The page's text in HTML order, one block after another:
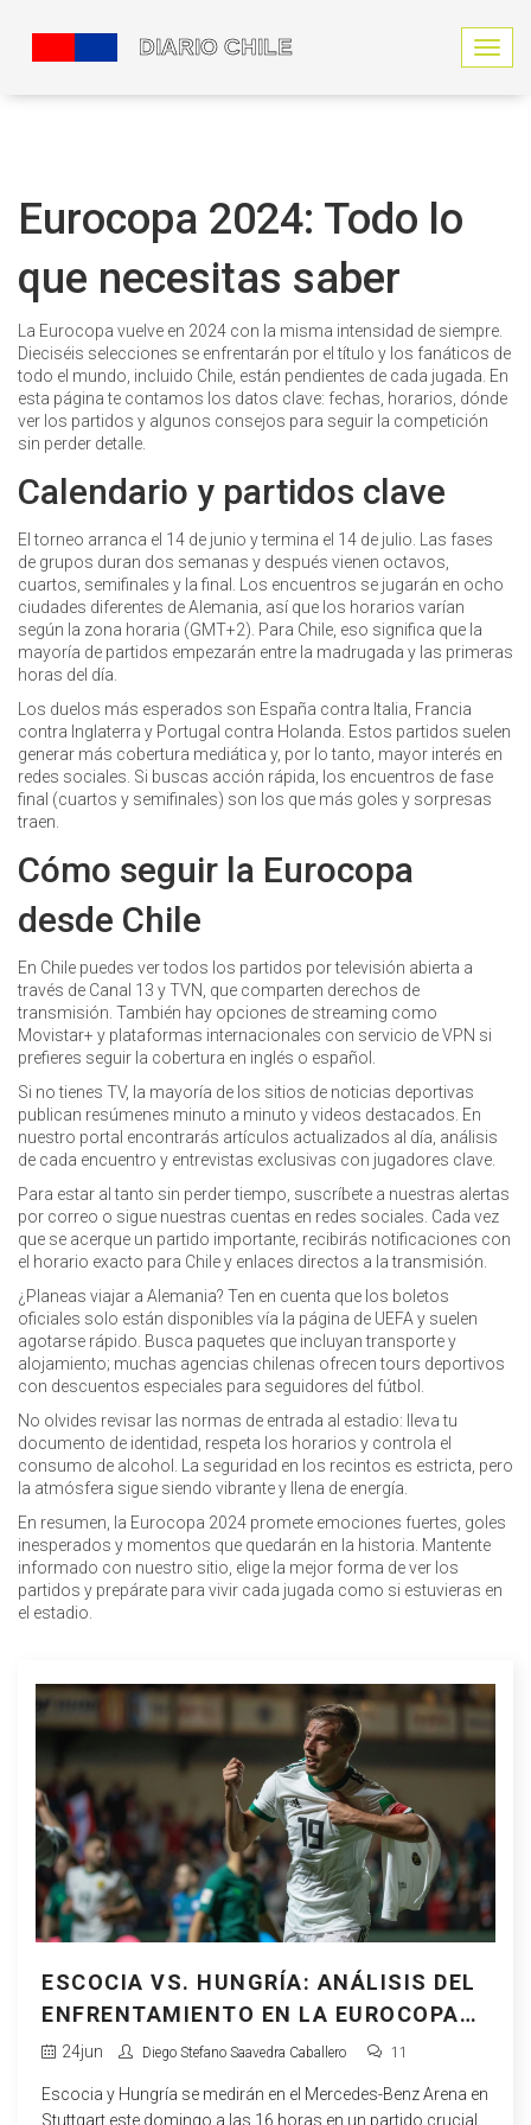
N
a
p
a
a
n
Eurocopa 2024: Todo lo
que necesitas saber
La Eurocopa vuelve en 2024 con la misma intensidad de siempre.
Dieciséis selecciones se enfrentarán por el título y los fanáticos de
todo el mundo, incluido Chile, están pendientes de cada jugada. En
esta página te contamos los datos clave: fechas, horarios, dónde
ver los partidos y algunos consejos para seguir la competición
sin perder detalle.
Calendario y partidos clave
El torneo arranca el 14 de junio y termina el 14 de julio. Las fases
de grupos duran dos semanas y después vienen octavos,
cuartos, semifinales y la final. Los encuentros se jugarán en ocho
ciudades diferentes de Alemania, así que los horarios varían
según la zona horaria (GMT+2). Para Chile, eso significa que la
mayoría de partidos empezarán entre la madrugada y las primeras
horas del día.
Los duelos más esperados son España contra Italia, Francia
contra Inglaterra y Portugal contra Holanda. Estos partidos suelen
generar más cobertura mediática y, por lo tanto, mayor interés en
redes sociales. Si buscas acción rápida, los encuentros de fase
final (cuartos y semifinales) son los que más goles y sorpresas
traen.
Cómo seguir la Eurocopa
desde Chile
En Chile puedes ver todos los partidos por televisión abierta a
través de Canal 13 y TVN, que comparten derechos de
transmisión. También hay opciones de streaming como
Movistar+ y plataformas internacionales con servicio de VPN si
prefieres seguir la cobertura en inglés o español.
Si no tienes TV, la mayoría de los sitios de noticias deportivas
publican resúmenes minuto a minuto y videos destacados. En
nuestro portal encontrarás artículos actualizados al día, análisis
de cada encuentro y entrevistas exclusivas con jugadores clave.
Para estar al tanto sin perder tiempo, suscríbete a nuestras alertas
por correo o sigue nuestras cuentas en redes sociales. Cada vez
que se acerque un partido importante, recibirás notificaciones con
el horario exacto para Chile y enlaces directos a la transmisión.
¿Planeas viajar a Alemania? Ten en cuenta que los boletos
oficiales solo están disponibles vía la página de UEFA y suelen
agotarse rápido. Busca paquetes que incluyan transporte y
alojamiento; muchas agencias chilenas ofrecen tours deportivos
con descuentos especiales para seguidores del fútbol.
No olvides revisar las normas de entrada al estadio: lleva tu
documento de identidad, respeta los horarios y controla el
consumo de alcohol. La seguridad en los recintos es estricta, pero
la atmósfera sigue siendo vibrante y llena de energía.
En resumen, la Eurocopa 2024 promete emociones fuertes, goles
inesperados y momentos que quedarán en la historia. Mantente
informado con nuestro sitio, elige la mejor forma de ver los
partidos y prepárate para vivir cada jugada como si estuvieras en
el estadio.
ESCOCIA VS. HUNGRÍA: ANÁLISIS DEL
ENFRENTAMIENTO EN LA EUROCOPA
2024
24jun Diego Stefano Saavedra Caballero 11
Escocia y Hungría se medirán en el Mercedes-Benz Arena en
Stuttgart este domingo a las 16 horas en un partido crucial